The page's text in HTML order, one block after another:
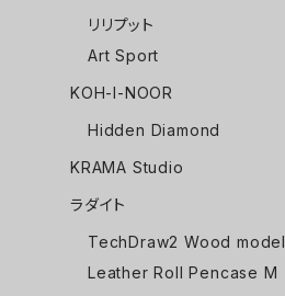
リリプット
Art Sport
KOH-I-NOOR
Hidden Diamond
KRAMA Studio
ラダイト
TechDraw2 Wood model
Leather Roll Pencase M